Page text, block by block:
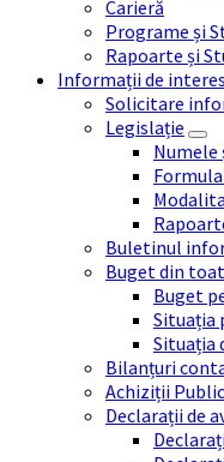
Carieră
Programe și
Rapoarte și
Informații de
Solicitare
Legislație
Numele
Buletinul
Buget din
Buget
Situația
Situația
Bilanțuri
Achiziții
Declarații de